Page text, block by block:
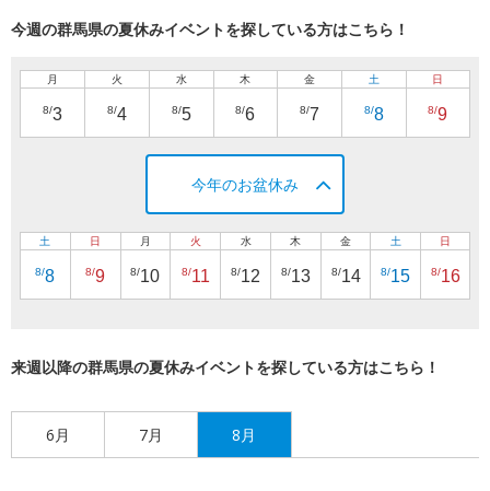
今週の群馬県の夏休みイベントを探している方はこちら！
月
8/3
火
8/4
水
8/5
木
8/6
金
8/7
土
8/8
日
8/9
今年のお盆休み
土
8/8
日
8/9
月
8/10
火
8/11
水
8/12
木
8/13
金
8/14
土
8/15
日
8/16
来週以降の群馬県の夏休みイベントを探している方はこちら！
6月 7月 8月